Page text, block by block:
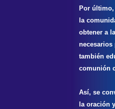
Por
la
obtener a
también
comunión
Así, se
la oración